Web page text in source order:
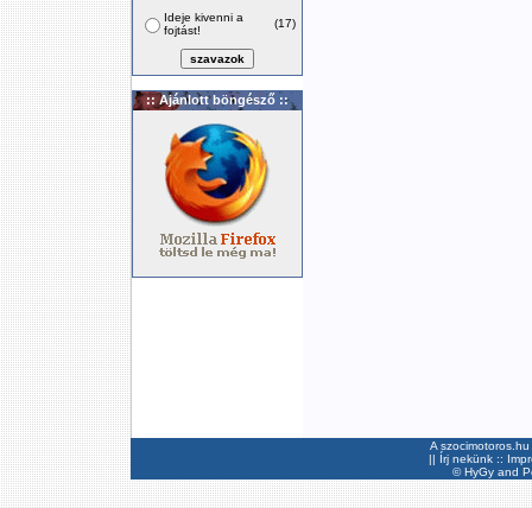
Ideje kivenni a
fojtást!
(17)
:: Ajánlott böngésző ::
A
|| Írj nekünk ::
©HyGyand